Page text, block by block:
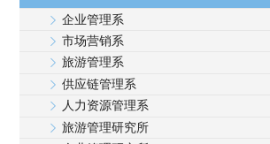
企业管理系
市场营销系
旅游管理系
供应链管理系
人力资源管理系
旅游管理研究所